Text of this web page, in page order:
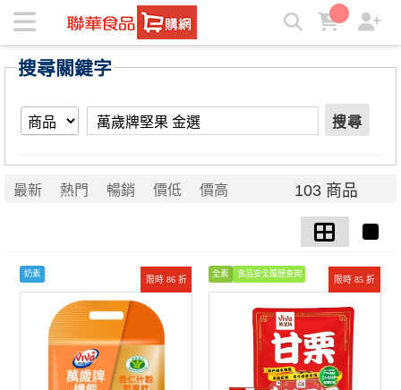
【萬歲牌堅果 金選】搜尋結果 | ★聯華食品e購網★
搜尋關鍵字
搜尋
最新 熱門 暢銷 價低 價高 103 商品
限時 86 折
奶素
限時 85 折
全素 食品安全履歷查詢